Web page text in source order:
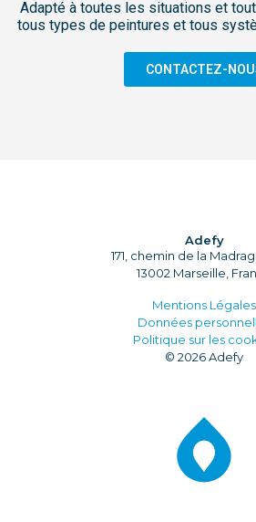
Adapté à toutes les situations et
tous types de peintures et tous
CONTACTEZ-
Adefy
171, chemin de la
13002 Marseille,
Mentions Légales
Données
Politique sur les
© 2026 Adefy